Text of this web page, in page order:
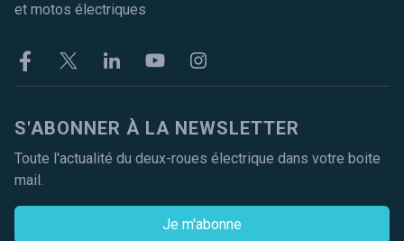
et motos électriques
FacebookTwitter LinkekinYoutubeInstagram
S'ABONNER À LA NEWSLETTER
Toute l'actualité du deux-roues électrique dans votre boite
mail.
Je m'abonne